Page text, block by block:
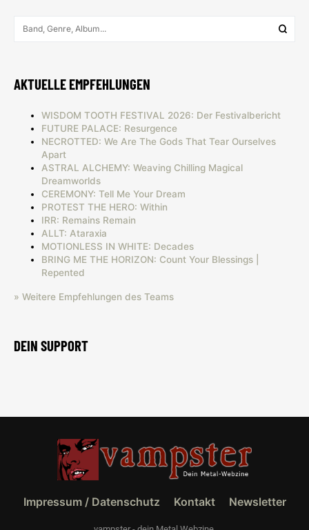
AKTUELLE EMPFEHLUNGEN
WISDOM TOOTH FESTIVAL 2026: Der Festivalbericht
FUTURE PALACE: Resurgence
NECROTTED: We Are The Gods That Tear Ourselves
Apart
ASTRAL ALCHEMY: Weaving Chilling Magical
Dreamworlds
CEREMONY: Tell Me Your Dream
PROTEST THE HERO: Within
IRR: Remains Remain
ALLT: Ataraxia
MOTIONLESS IN WHITE: Decades
BRING ME THE HORIZON: Count Your Blessings |
Repented
» Weitere Empfehlungen des Teams
DEIN SUPPORT
Impressum / Datenschutz Kontakt Newsletter